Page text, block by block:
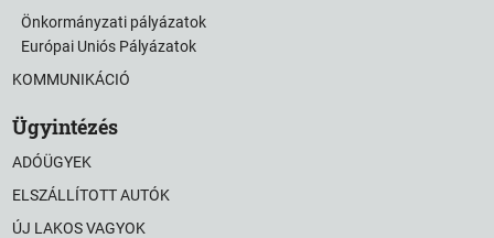
Önkormányzati pályázatok
Európai Uniós Pályázatok
KOMMUNIKÁCIÓ
Ügyintézés
ADÓÜGYEK
ELSZÁLLÍTOTT AUTÓK
ÚJ LAKOS VAGYOK